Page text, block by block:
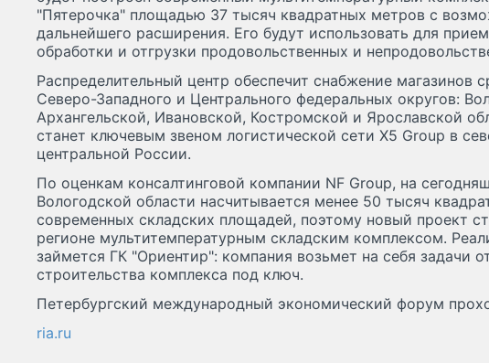
"Пятерочка" площадью 37 тысяч квадратных метров с
дальнейшего расширения. Его будут использовать для
обработки и отгрузки продовольственных и
Распределительный центр обеспечит снабжение магазинов
Северо-Западного и Центрального федеральных округов:
Архангельской, Ивановской, Костромской и Ярославской
станет ключевым звеном логистической сети X5 Group в
центральной России.
По оценкам консалтинговой компании NF Group, на
Вологодской области насчитывается менее 50 тысяч
современных складских площадей, поэтому новый проект
регионе мультитемпературным складским комплексом.
займется ГК "Ориентир": компания возьмет на себя задачи
строительства комплекса под ключ.
Петербургский международный экономический форум
ria.ru